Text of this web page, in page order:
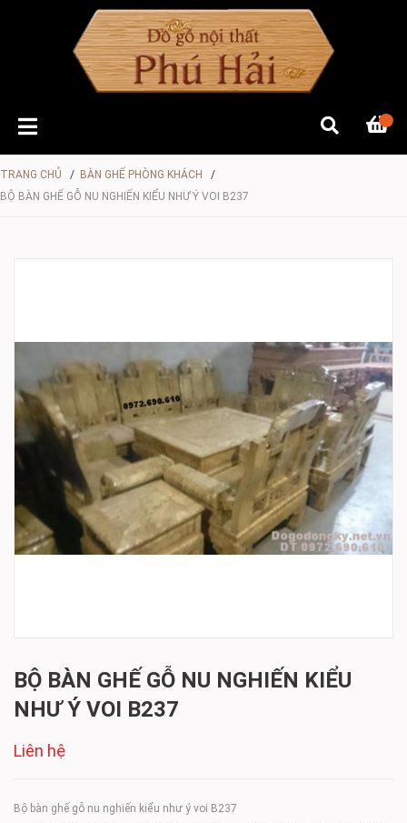
TRANG CHỦ / BÀN GHẾ PHÒNG KHÁCH
/
BỘ BÀN GHẾ GỖ NU NGHIẾN KIỂU NHƯ Ý VOI B237
BỘ BÀN GHẾ GỖ NU NGHIẾN KIỂU
NHƯ Ý VOI B237
Liên hệ
Bộ bàn ghế gỗ nu nghiến kiểu như ý voi B237